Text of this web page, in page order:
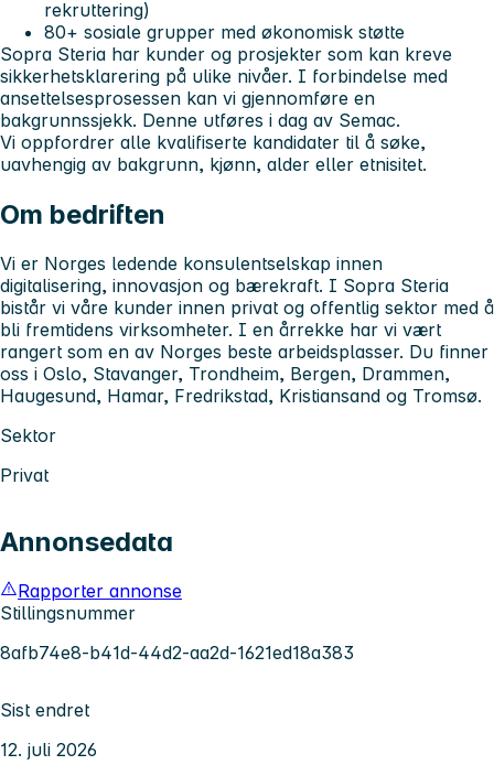
rekruttering)
80+ sosiale grupper med økonomisk støtte
Sopra Steria har kunder og prosjekter som kan kreve
sikkerhetsklarering på ulike nivåer. I forbindelse med
ansettelsesprosessen kan vi gjennomføre en
bakgrunnssjekk. Denne utføres i dag av Semac.
Vi oppfordrer alle kvalifiserte kandidater til å søke,
uavhengig av bakgrunn, kjønn, alder eller etnisitet.
Om bedriften
Vi er Norges ledende konsulentselskap innen
digitalisering, innovasjon og bærekraft. I Sopra Steria
bistår vi våre kunder innen privat og offentlig sektor med å
bli fremtidens virksomheter. I en årrekke har vi vært
rangert som en av Norges beste arbeidsplasser. Du finner
oss i Oslo, Stavanger, Trondheim, Bergen, Drammen,
Haugesund, Hamar, Fredrikstad, Kristiansand og Tromsø.
Sektor
Privat
Annonsedata
Rapporter annonse
Stillingsnummer
8afb74e8-b41d-44d2-aa2d-1621ed18a383
Sist endret
12. juli 2026